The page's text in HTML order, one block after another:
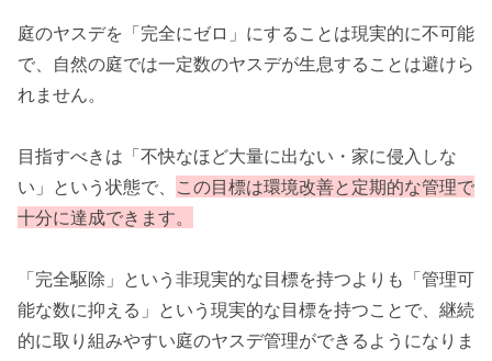
庭のヤスデを「完全にゼロ」にすることは現実的に不可能
で、自然の庭では一定数のヤスデが生息することは避けら
れません。
目指すべきは「不快なほど大量に出ない・家に侵入しな
い」という状態で、 この目標は環境改善と定期的な管理で
十分に達成できます。
「完全駆除」という非現実的な目標を持つよりも「管理可
能な数に抑える」という現実的な目標を持つことで、継続
的に取り組みやすい庭のヤスデ管理ができるようになりま